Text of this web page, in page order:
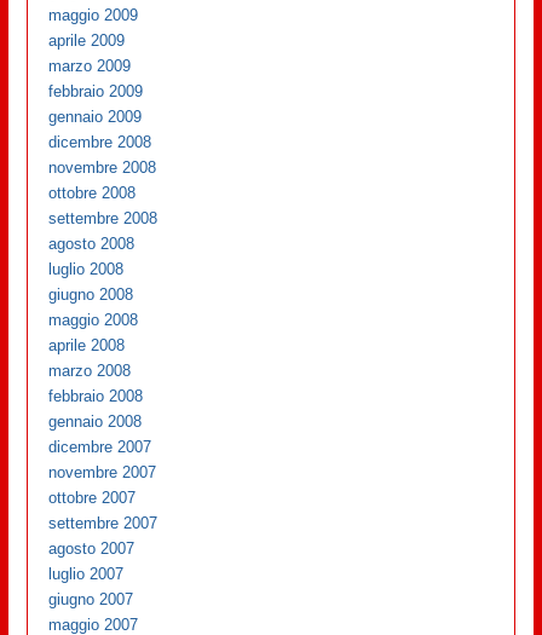
maggio 2009
aprile 2009
marzo 2009
febbraio 2009
gennaio 2009
dicembre 2008
novembre 2008
ottobre 2008
settembre 2008
agosto 2008
luglio 2008
giugno 2008
maggio 2008
aprile 2008
marzo 2008
febbraio 2008
gennaio 2008
dicembre 2007
novembre 2007
ottobre 2007
settembre 2007
agosto 2007
luglio 2007
giugno 2007
maggio 2007